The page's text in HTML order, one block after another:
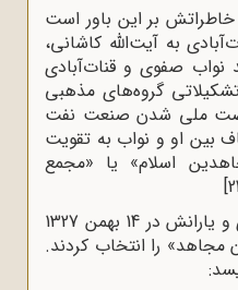
بر این باور است
به آیت‌الله کاشانی،
نواب صفوی و قنات‌آبادی
گروه‌های مذهبی
ملی شدن صنعت نفت
بین او و نواب به تقویت
اسلام» یا «مجمع
بدین‌سان شمس قنات‌آبادی و یارانش در 14 بهمن 1327
مجاهد» را انتخاب کردند.